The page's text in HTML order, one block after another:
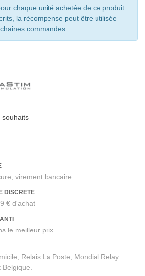
chaque unité achetée de ce produit.
la récompense peut être utilisée
commandes.
souhaits
virement bancaire
DISCRETE
€ d'achat
le meilleur prix
Relais La Poste, Mondial Relay.